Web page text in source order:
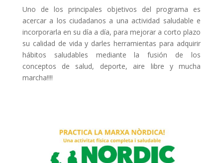
Uno de los principales objetivos del programa es
acercar a los ciudadanos a una actividad saludable e
incorporarla en su día a día, para mejorar a corto plazo
su calidad de vida y darles herramientas para adquirir
hábitos saludables mediante la fusión de los
conceptos de salud, deporte, aire libre y mucha
marcha!!!!